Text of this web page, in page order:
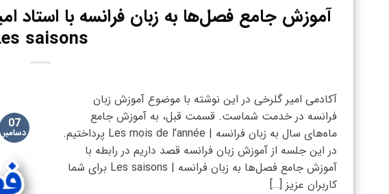
آموزش جامع فصل‌ها به زبان فرانسه با استاد
saisons
07
دسامبر
آکادمی امیر گلرخی در این نوشته با موضوع آموزش زبان
فرانسه در خدمت شماست. قسمت قبل، به آموزش جامع
ماه‌های سال به زبان فرانسه | Les mois de l’année پرداختیم.
در این جلسه از آموزش زبان فرانسه قصد داریم در رابطه با
آموزش جامع فصل‌ها به زبان فرانسه | Les saisons برای شما
کاربران عزیز […]